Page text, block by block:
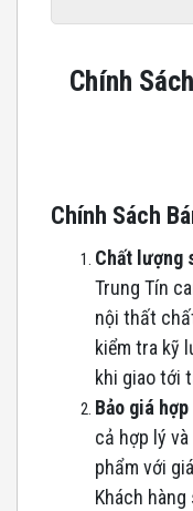
Chính
Chính Sách
Chất lượng
Trung Tín
nội thất
kiểm tra kỹ
khi giao tới
Bảo giá
cả hợp lý
phẩm với
Khách